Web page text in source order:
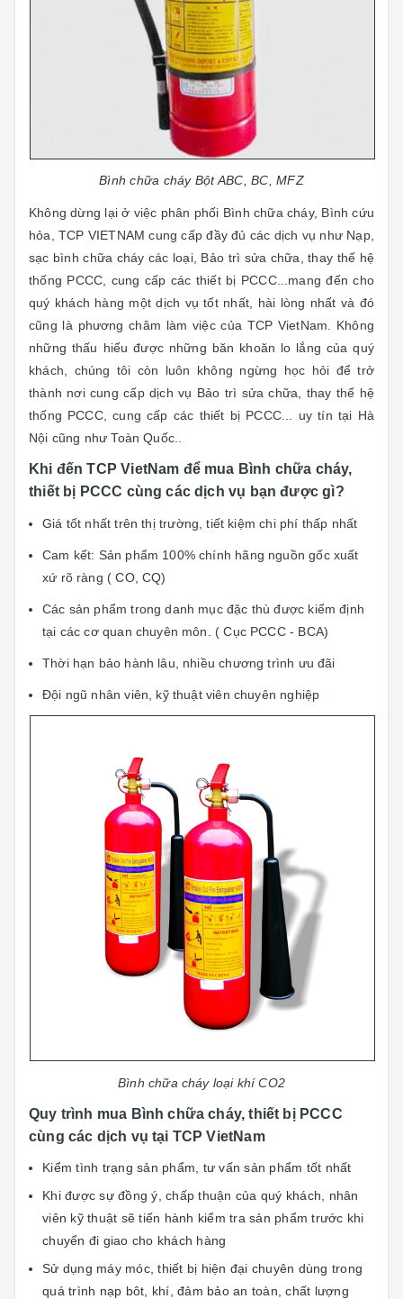
Bình chữa cháy Bột ABC, BC, MFZ
Không dừng lại ở việc phân phối Bình chữa cháy, Bình cứu
hỏa, TCP VIETNAM cung cấp đầy đủ các dịch vụ như Nạp,
sạc bình chữa cháy các loại, Bảo trì sửa chữa, thay thế hệ
thống PCCC, cung cấp các thiết bị PCCC...mang đến cho
quý khách hàng một dịch vụ tốt nhất, hài lòng nhất và đó
cũng là phương châm làm việc của TCP VietNam. Không
những thấu hiểu được những băn khoăn lo lắng của quý
khách, chúng tôi còn luôn không ngừng học hỏi để trở
thành nơi cung cấp dịch vụ Bảo trì sửa chữa, thay thế hệ
thống PCCC, cung cấp các thiết bị PCCC... uy tín tại Hà
Nội cũng như Toàn Quốc..
Khi đến TCP VietNam để mua Bình chữa cháy,
thiết bị PCCC cùng các dịch vụ bạn được gì?
Giá tốt nhất trên thị trường, tiết kiệm chi phí thấp nhất
Cam kết: Sản phẩm 100% chính hãng nguồn gốc xuất
xứ rõ ràng ( CO, CQ)
Các sản phẩm trong danh mục đặc thù được kiểm định
tại các cơ quan chuyên môn. ( Cục PCCC - BCA)
Thời hạn bảo hành lâu, nhiều chương trình ưu đãi
Đội ngũ nhân viên, kỹ thuật viên chuyên nghiệp
Bình chữa cháy loại khí CO2
Quy trình mua Bình chữa cháy, thiết bị PCCC
cùng các dịch vụ tại TCP VietNam
Kiểm tình trạng sản phẩm, tư vấn sản phẩm tốt nhất
Khi được sự đồng ý, chấp thuận của quý khách, nhân
viên kỹ thuật sẽ tiến hành kiểm tra sản phẩm trước khi
chuyển đi giao cho khách hàng
Sử dụng máy móc, thiết bị hiện đại chuyên dùng trong
quá trình nạp bôt, khí, đảm bảo an toàn, chất lượng